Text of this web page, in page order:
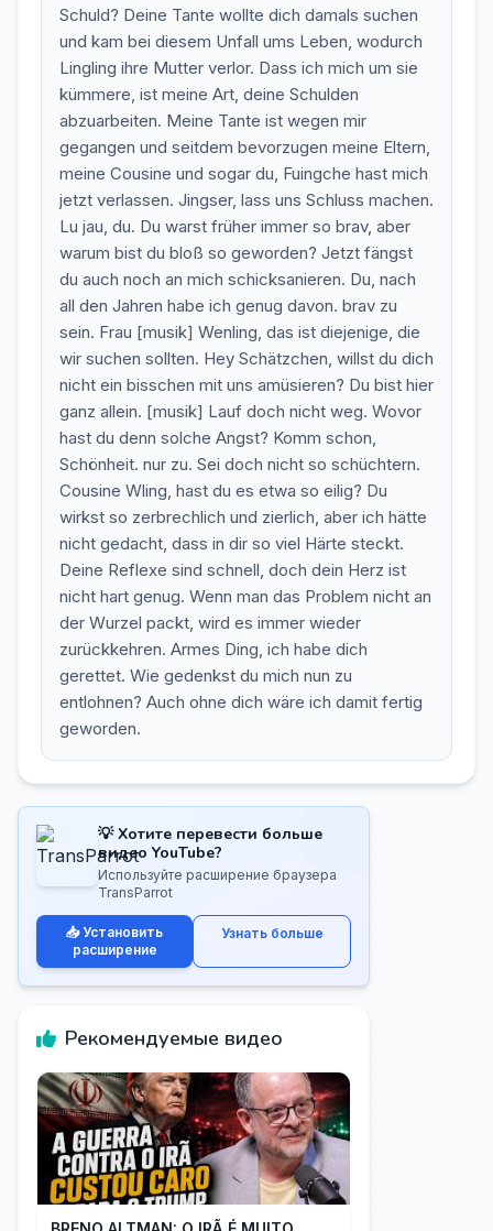
Schuld? Deine Tante wollte dich damals suchen
und kam bei diesem Unfall ums Leben, wodurch
Lingling ihre Mutter verlor. Dass ich mich um sie
kümmere, ist meine Art, deine Schulden
abzuarbeiten. Meine Tante ist wegen mir
gegangen und seitdem bevorzugen meine Eltern,
meine Cousine und sogar du, Fuingche hast mich
jetzt verlassen. Jingser, lass uns Schluss machen.
Lu jau, du. Du warst früher immer so brav, aber
warum bist du bloß so geworden? Jetzt fängst
du auch noch an mich schicksanieren. Du, nach
all den Jahren habe ich genug davon. brav zu
sein. Frau [musik] Wenling, das ist diejenige, die
wir suchen sollten. Hey Schätzchen, willst du dich
nicht ein bisschen mit uns amüsieren? Du bist hier
ganz allein. [musik] Lauf doch nicht weg. Wovor
hast du denn solche Angst? Komm schon,
Schönheit. nur zu. Sei doch nicht so schüchtern.
Cousine Wling, hast du es etwa so eilig? Du
wirkst so zerbrechlich und zierlich, aber ich hätte
nicht gedacht, dass in dir so viel Härte steckt.
Deine Reflexe sind schnell, doch dein Herz ist
nicht hart genug. Wenn man das Problem nicht an
der Wurzel packt, wird es immer wieder
zurückkehren. Armes Ding, ich habe dich
gerettet. Wie gedenkst du mich nun zu
entlohnen? Auch ohne dich wäre ich damit fertig
geworden.
💡 Хотите перевести больше
видео YouTube?
Используйте расширение браузера
TransParrot
📥 Установить
расширение
Узнать больше
Рекомендуемые видео